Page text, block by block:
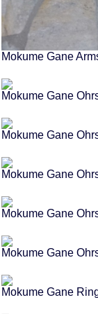
Mokume Gane
Mokume Gane
Mokume Gane
Mokume Gane
Mokume Gane
Mokume Gane
Mokume Gane